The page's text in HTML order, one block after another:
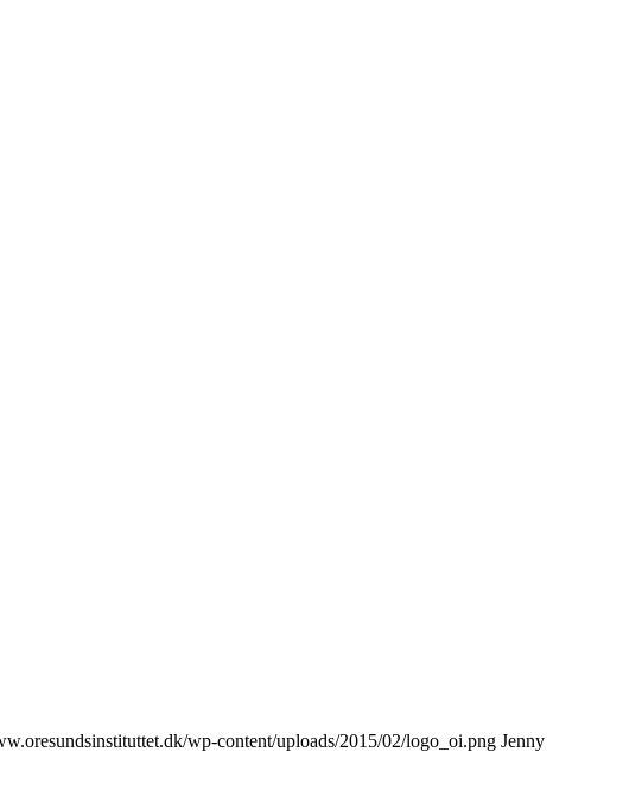
wp-content/uploads/2015/02/logo_oi.png Jenny